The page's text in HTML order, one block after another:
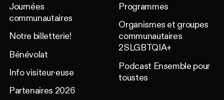
Journées
communautaires
Notre billetterie!
Bénévolat
Info visiteur·euse
Partenaires 2026
Programmes
Organismes et groupes
communautaires
2SLGBTQIA+
Podcast Ensemble pour
toustes